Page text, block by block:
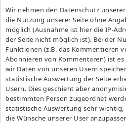
Wir nehmen den Datenschutz
die Nutzung unserer Seite ohne
möglich (Ausnahme ist hier die IP-
der Seite nicht möglich ist). Bei der
Funktionen (z.B. das Kommentieren
Abonnieren von Kommentaren) ist
wir Daten von unseren Usern
statistische Auswertung der Seite
Usern. Dies geschieht aber
bestimmten Person zugeordnet
statistische Auswertung sehr wichtig,
die Wünsche unserer User